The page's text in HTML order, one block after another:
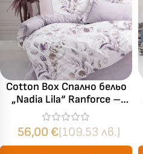
Cotton Box Спално бельо
„Nadia Lila“ Ranforce –
100% памук – 4 части –
за спалня
56,00 €(109.53 лв.)